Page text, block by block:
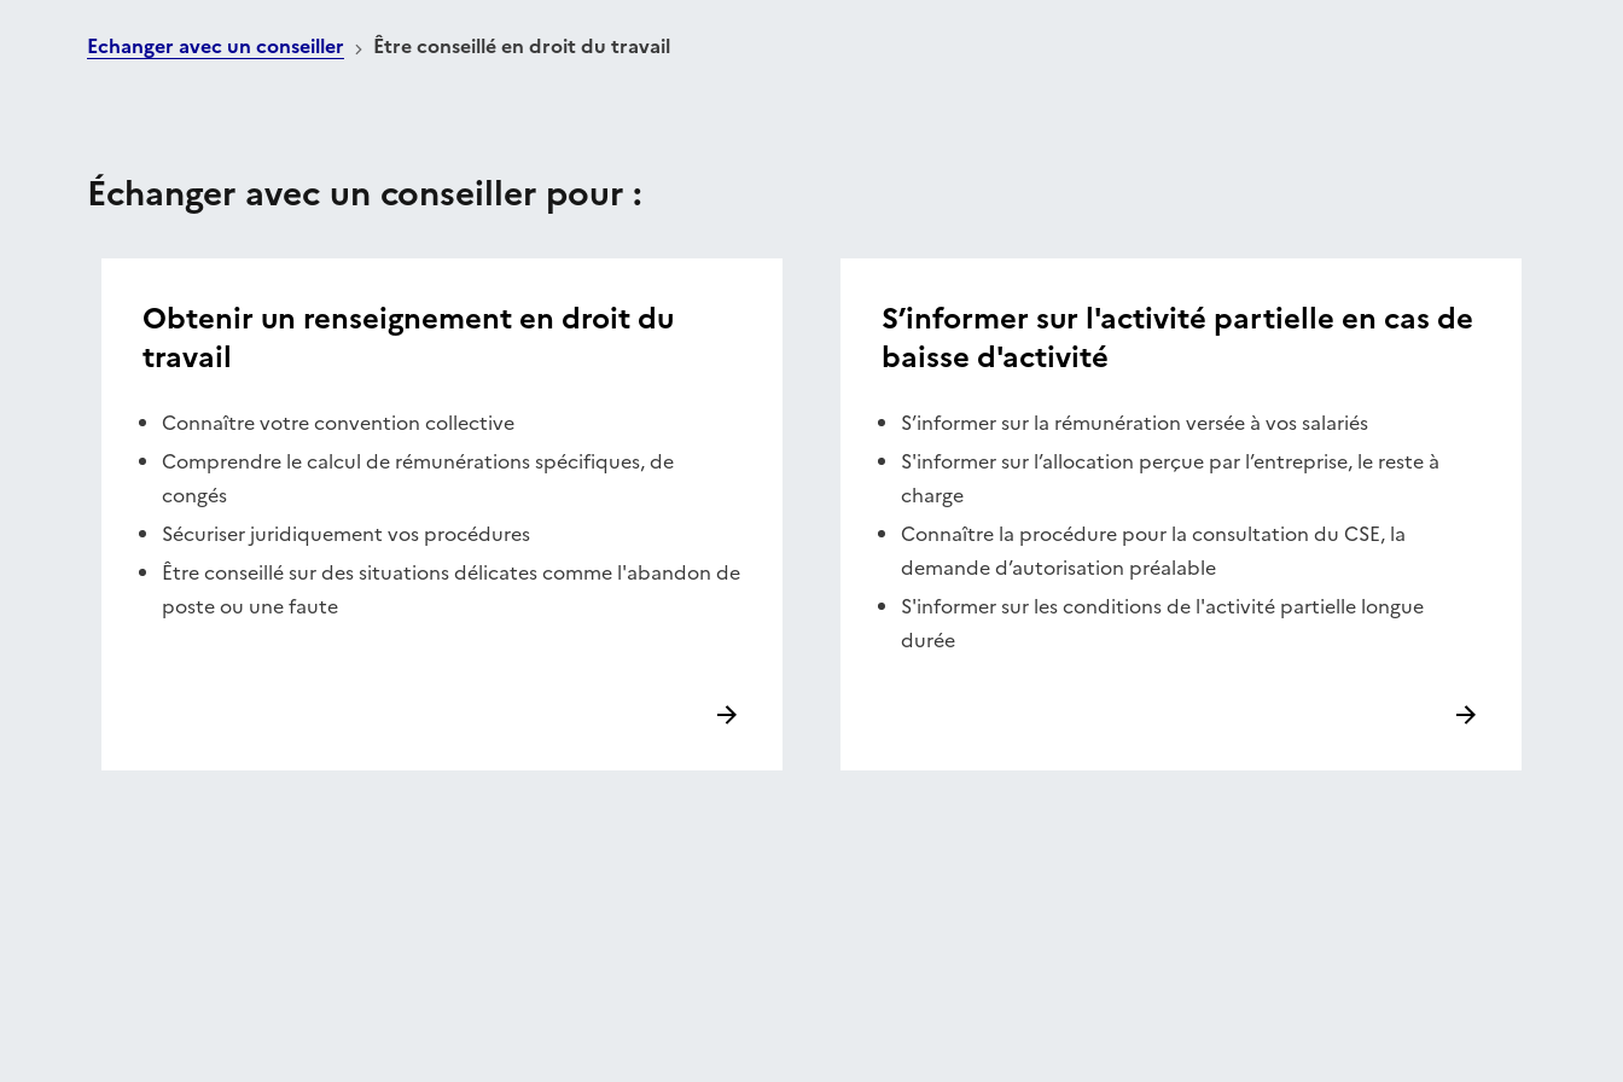
Echanger avec un conseiller Être conseillé en droit du travail
Échanger avec un conseiller pour :
Obtenir un renseignement en droit du
travail
Connaître votre convention collective
Comprendre le calcul de rémunérations spécifiques, de
congés
Sécuriser juridiquement vos procédures
Être conseillé sur des situations délicates comme l'abandon de
poste ou une faute
S’informer sur l'activité partielle en cas de
baisse d'activité
S’informer sur la rémunération versée à vos salariés
S'informer sur l’allocation perçue par l’entreprise, le reste à
charge
Connaître la procédure pour la consultation du CSE, la
demande d’autorisation préalable
S'informer sur les conditions de l'activité partielle longue
durée